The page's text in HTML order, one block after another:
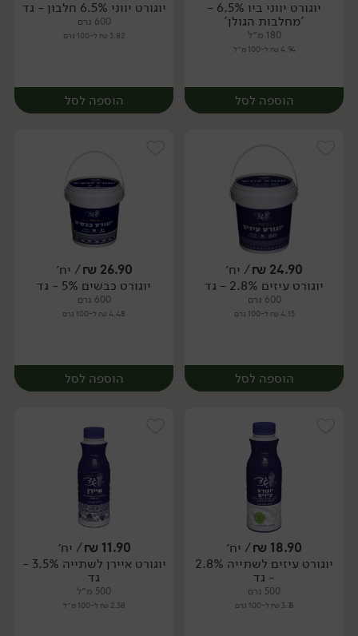
יח׳ יח׳
יוגורט יווני ביו 6.5% -
'מחלבות הגולן'
180 מ״ל
4.94 ₪ ל-100 מ״ל
הוספה לסל
יח׳
יוגורט יווני 6.5% חלבון - גד
600 גרם
3.82 ₪ ל-100 גרם
הוספה לסל
יח׳
24.90
₪/ יח׳
יוגורט עיזים 2.8% - גד
600 גרם
4.15 ₪ ל-100 גרם
הוספה לסל
יח׳
26.90
₪/ יח׳
יוגורט כבשים 5% - גד
600 גרם
4.48 ₪ ל-100 גרם
הוספה לסל
יח׳
18.90
₪/ יח׳
יוגורט עיזים לשתייה 2.8%
- גד
500 גרם
3.78 ₪ ל-100 גרם
11.90
₪/ יח׳
יוגורט איירן לשתייה 3.5% -
גד
500 מ״ל
2.38 ₪ ל-100 מ״ל